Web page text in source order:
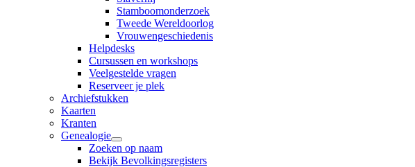
Stamboomonderzoek
Tweede Wereldoorlog
Vrouwengeschiedenis
Helpdesks
Cursussen en workshops
Veelgestelde vragen
Reserveer je plek
Archiefstukken
Kaarten
Kranten
Genealogie
Zoeken op naam
Bekijk Bevolkingsregisters